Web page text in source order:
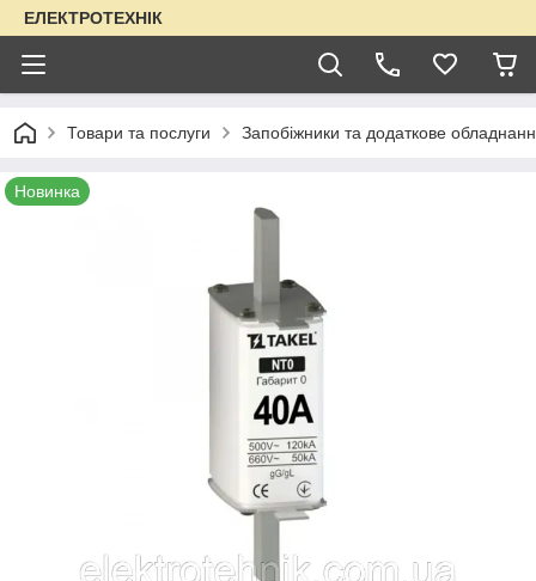
ЕЛЕКТРОТЕХНІК
Товари та послуги Запобіжники та додаткове
Новинка